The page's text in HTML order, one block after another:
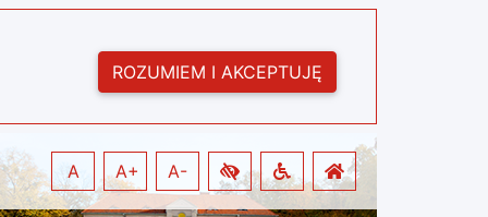
ROZUMIEM I AKCEPTUJĘ
A A+ A-